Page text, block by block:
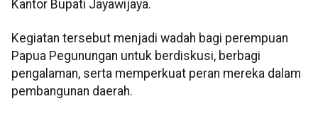
Kantor Bupati Jayawijaya.
Kegiatan tersebut menjadi wadah bagi perempuan
Papua Pegunungan untuk berdiskusi, berbagi
pengalaman, serta memperkuat peran mereka dalam
pembangunan daerah.